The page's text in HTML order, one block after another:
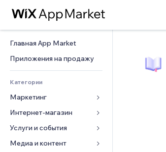
Главная App Market
Приложения на продажу
Категории
Маркетинг
Реклама
Моб. версия
Веб-аналитика
Интернет-магазин
Приложения для магазинов
Доставка
Услуги и события
Отели
Медиа и контент